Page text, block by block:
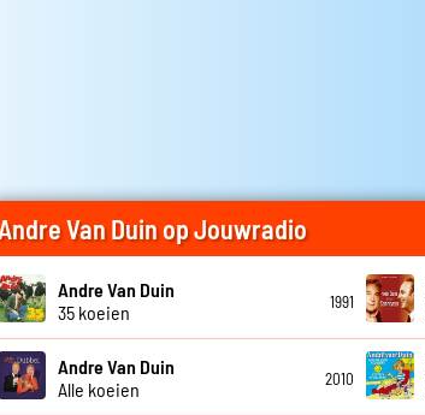
Van Duin op Jouwradio
Andre Van Duin
35 koeien
1991
Andre Van Duin
Alle koeien
2010